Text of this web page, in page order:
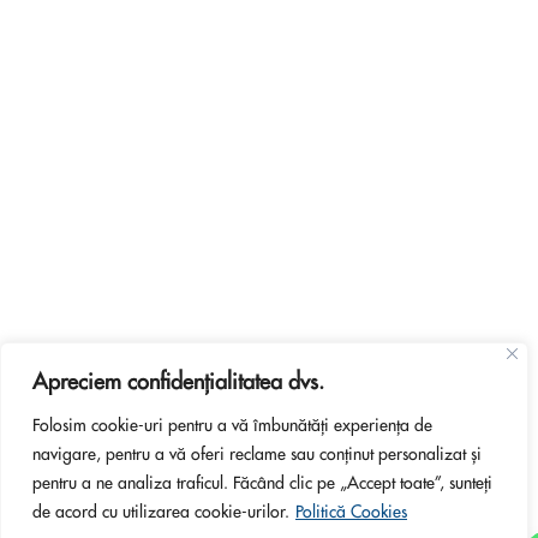
Apreciem confidențialitatea dvs.
Folosim cookie-uri pentru a vă îmbunătăți experiența de
navigare, pentru a vă oferi reclame sau conținut personalizat și
pentru a ne analiza traficul. Făcând clic pe „Accept toate”, sunteți
de acord cu utilizarea cookie-urilor. Politică Cookies